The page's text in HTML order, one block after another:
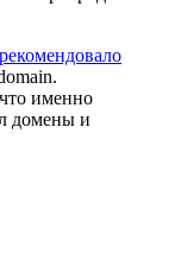
именно
домены и